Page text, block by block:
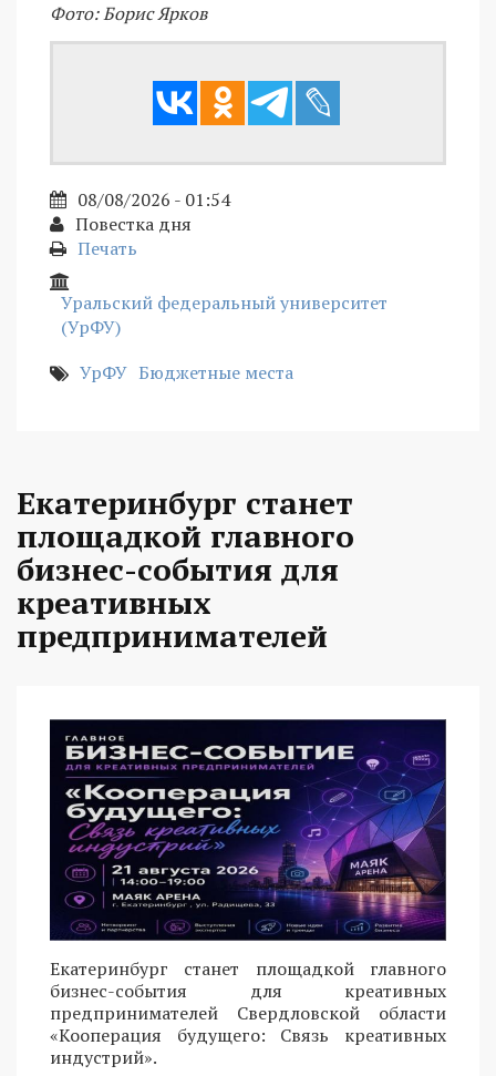
Фото: Борис Ярков
08/08/2026 - 01:54
Повестка дня
Печать
Уральский федеральный университет
(УрФУ)
УрФУ Бюджетные места
Екатеринбург станет
площадкой главного
бизнес-события для
креативных
предпринимателей
Екатеринбург станет площадкой главного
бизнес-события для креативных
предпринимателей Свердловской области
«Кооперация будущего: Связь креативных
индустрий».